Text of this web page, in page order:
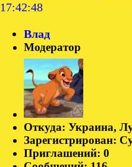
17:42:48
Влад
Модератор
Откуда: Украина,
Зарегистрирован:
Приглашений: 0